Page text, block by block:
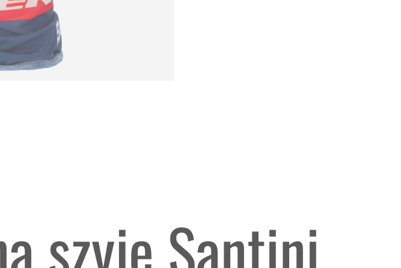
szyję Santini